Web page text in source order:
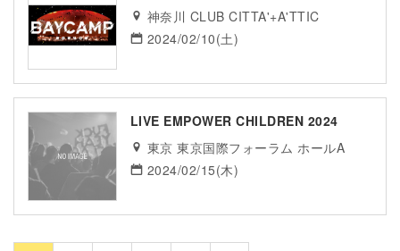
神奈川 CLUB CITTA'+A'TTIC
2024/02/10(土)
LIVE EMPOWER CHILDREN 2024
東京 東京国際フォーラム ホールA
2024/02/15(木)